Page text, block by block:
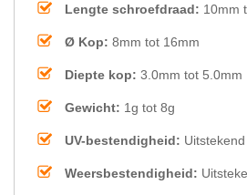
Lengte schroefdraad: 10mm
Ø Kop: 8mm tot 16mm
Diepte kop: 3.0mm tot 5.0mm
Gewicht: 1g tot 8g
UV-bestendigheid: Uitstekend
Weersbestendigheid: